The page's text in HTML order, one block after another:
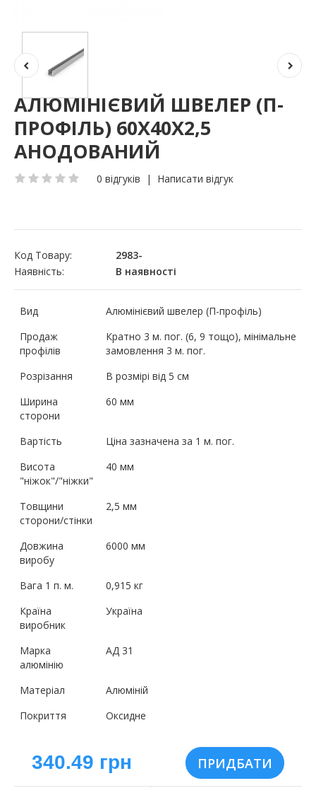
АЛЮМІНІЄВИЙ ШВЕЛЕР (П-
ПРОФІЛЬ) 60Х40Х2,5
АНОДОВАНИЙ
0 відгуків | Написати відгук
Код Товару:
2983-
Наявність:
В наявності
Вид
Алюмінієвий швелер (П-профіль)
Продаж
профілів
Кратно 3 м. пог. (6, 9 тощо), мінімальне
замовлення 3 м. пог.
Розрізання
В розмірі від 5 см
Ширина
сторони
60 мм
Вартість
Ціна зазначена за 1 м. пог.
Висота
"ніжок"/"ніжки"
40 мм
Товщини
сторони/стінки
2,5 мм
Довжина
виробу
6000 мм
Вага 1 п. м.
0,915 кг
Країна
виробник
Україна
Марка
алюмінію
АД 31
Матеріал
Алюміній
Покриття
Оксидне
340.49 грн